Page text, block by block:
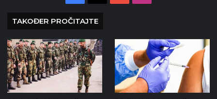
TAKOĐER PROČITAJTE